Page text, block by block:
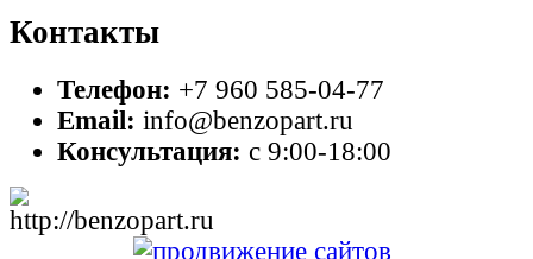
Контакты
Телефон: +7 960 585-04-77
Email: info@benzopart.ru
Консультация: с 9:00-18:00